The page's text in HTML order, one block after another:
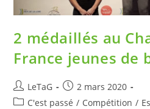
2 médaillés au
France jeunes de
LeTaG
2 mars 2020
C'est passé / Compétition /